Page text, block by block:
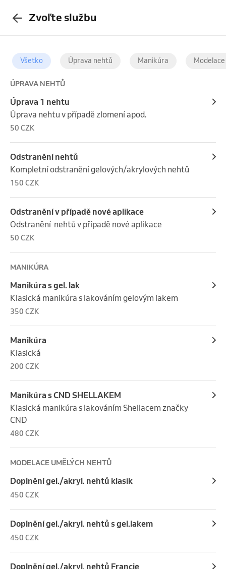
Zvoľte službu
Všetko Úprava nehtů Manikúra
ÚPRAVA NEHTŮ
Úprava 1 nehtu
Úprava nehtu v případě zlomení apod.
50 CZK
Odstranění nehtů
Kompletní odstranění gelových/akrylových nehtů
150 CZK
Odstranění v případě nové aplikace
Odstranění  nehtů v případě nové aplikace
50 CZK
MANIKÚRA
Manikúra s gel. lak
Klasická manikúra s lakováním gelovým lakem
350 CZK
Manikúra
Klasická
200 CZK
Manikúra s CND SHELLAKEM
Klasická manikúra s lakováním Shellacem značky
CND
480 CZK
MODELACE UMĚLÝCH NEHTŮ
Doplnění gel./akryl. nehtů klasik
450 CZK
Doplnění gel./akryl. nehtů s gel.lakem
450 CZK
Doplnění gel./akryl. nehtů Francie